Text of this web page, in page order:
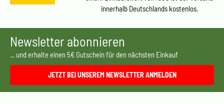
innerhalb Deutschlands kostenlos.
Newsletter abonnieren
... und erhalte einen 5€ Gutschein für den nächsten Einkauf
JETZT BEI UNSEREM NEWSLETTER ANMELDEN